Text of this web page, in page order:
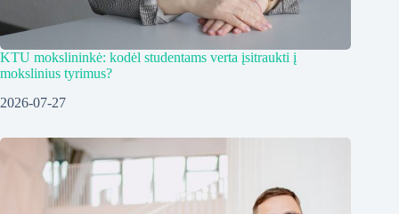
KTU mokslininkė: kodėl studentams verta įsitraukti į
mokslinius tyrimus?
2026-07-27